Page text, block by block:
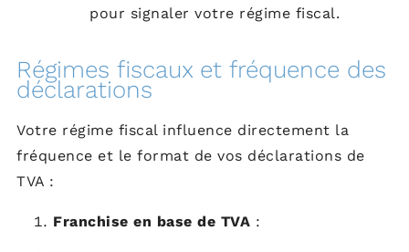
pour signaler votre régime fiscal.
Régimes fiscaux et fréquence des
déclarations
Votre régime fiscal influence directement la
fréquence et le format de vos déclarations de
TVA :
Franchise en base de TVA :